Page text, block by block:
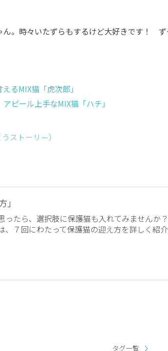
ん。時々いたずらもするけど大好きです！
るMIX猫「虎次郎」
ピール上手なMIX猫「ハチ」
ストーリ－）
ったら、選択肢に保護猫も入れてみませんか
、７回にわたって保護猫の迎え方を詳しく紹
タグ一覧